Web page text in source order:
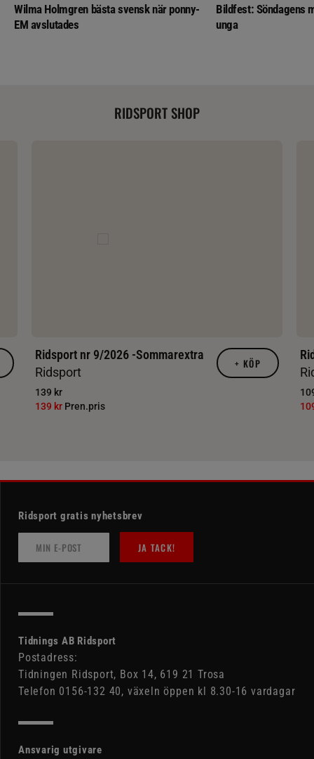
Wilma Holmgren bästa svensk när ponny-
EM avslutades
Bildfest: Söndagens
unga
RIDSPORT SHOP
Ridsport nr 9/2026 -Sommarextra
Ridsport
139 kr
139 kr Pren.pris
+ KÖP
Ridsport gratis nyhetsbrev
JA TACK!
Tidnings AB Ridsport
Postadress:
Tidningen Ridsport, Box 14, 619 21 Trosa
Telefon 0156-132 40, växeln öppen kl 8.30-16 vardagar
Ansvarig utgivare